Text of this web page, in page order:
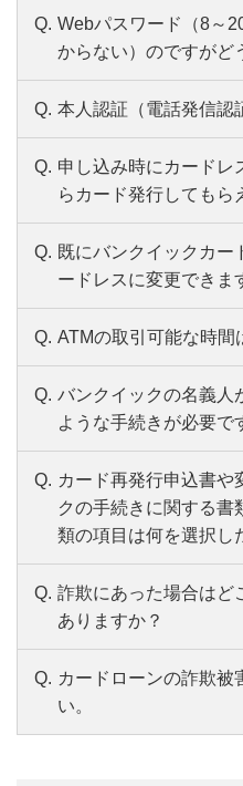
受付時間：
祝日9：00
バンクイックカード
第二リテールアカウ
絡をお願いします。
受付時間：平日9：
また、カードの磁
カード磁気不良
（592KB）
その他、下記の場合も
ん。
バンクイックカード
コンビニ提携外ATM
済方法についてく
必
要
書
類
新しいお名
個人番号カ
発行日から
名のみ、姓
記載事項証明
お電話の場合、第二リ
ください。
受付時間：平日9：00
第二リテールアカ
「0120-76-5919」
ATM・イーネット
残高照会ボタンを
を挿入してください
電話でのご確認
第二リテールアカ
「0120-76-5919」
いただき、音声ガ
いします。
受付時間：平日9：
00～17：00（12/
ーボタン「≡」を押
りご確認ください。
ダウンロード
バンクイックアプ
ちら
インターネットでの
会員ページログイン
インターネットでの
会員ページはこちら
ません。
第二リテールアカウ
「0120-76-5919」
連絡をお願いします
毎週月曜日の1:00～
再発行を行う際の
また、カードの磁気不
をご覧ください。
カード磁気不良に関
A. 第二リテールアカウ
「0120-76-5919」
～17：00（12/31～1/3
Q. Webパスワード（8～
からない）のですがど
A. 変更する場合は、
ックアプリよりお
Webパスワードは
英字・記号のうち3
設定してください。
Webパスワードが
Q. 本人認証（電話発信認
A. メールアドレスの登
銀行以外の金融機関
クにご登録の携帯
完了します。案内
さい。
担当者や自動音声につ
通話料金はかかりませ
なお、携帯電話をお
番号が050から始ま
からの発信の方は、
ただけませんので
支店専用ダイヤル
動応答）まで、ご連
受付時間：平日
9:00～17:00（12/31
Q. 申し込み時にカードレ
らカード発行してもら
A. 後日、カードを発行
第二リテールアカ
連絡をお願いします
受付時間：平日9:00～
17:00（12/31～1/3を除
Q. 既にバンクイックカー
ードレスに変更できま
A. 大変申し訳ござい
持ちのお客さまは
くことはできません
なお、カード発行さ
ドを使用しないお
入れやご返済）は
Q. ATMの取引可能な時間
A. ATMのお取引可能時
毎週月曜日の1：00～
～翌朝7：00はご利用
ATM・イーネットATM
ローソン銀行ATMは「
ATMが対象となります
実際のご利用時間は
Q. バンクイックの名義人
ような手続きが必要で
A. 第二リテールアカウ
「0120-76-5919」
連絡をお願いします
受付時間：平日9:00～
バンクイックカードな
担当者より今後のお手
いてご案内します。
Q. カード再発行申込書や
クの手続きに関する書
類の項目は何を選択し
A. お手続きに関するご
類を含めてすべて「
い。
Q. 詐欺にあった場合はど
ありますか？
A. 振り込め詐欺の被害
があるときは、振込
Q. カードローンの詐欺被
い。